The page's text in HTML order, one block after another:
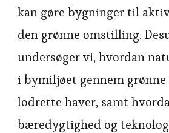
kan gøre bygninger til
den grønne omstilling.
undersøger vi, hvordan
i bymiljøet gennem grønne
lodrette haver, samt
bæredygtighed og